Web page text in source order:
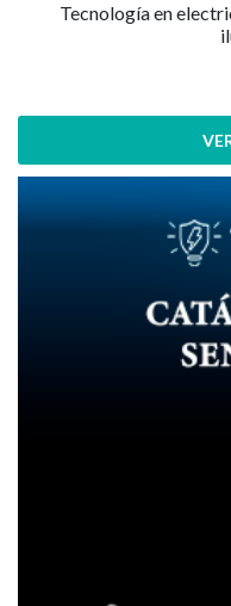
Tecnología en